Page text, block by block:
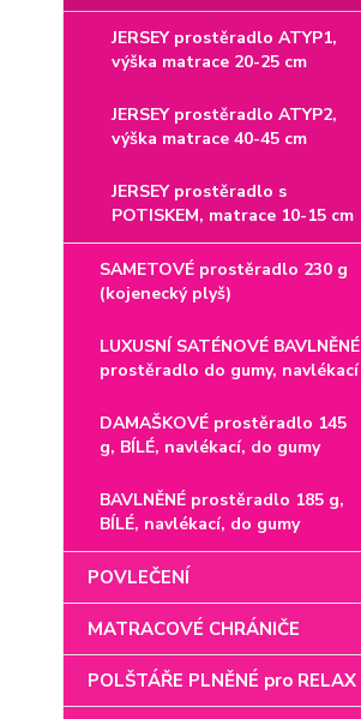
JERSEY prostěradlo ATYP1,
výška matrace 20-25 cm
JERSEY prostěradlo ATYP2,
výška matrace 40-45 cm
JERSEY prostěradlo s
POTISKEM, matrace 10-15 cm
SAMETOVÉ prostěradlo 230 g
(kojenecký plyš)
LUXUSNÍ SATÉNOVÉ BAVLNĚNÉ
prostěradlo do gumy, navlékací
DAMAŠKOVÉ prostěradlo 145
g, BÍLÉ, navlékací, do gumy
BAVLNĚNÉ prostěradlo 185 g,
BÍLÉ, navlékací, do gumy
POVLEČENÍ
MATRACOVÉ CHRÁNIČE
POLŠTÁŘE PLNĚNÉ pro RELAX